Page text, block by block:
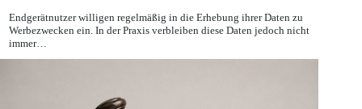
21.07.2026
Endgerätnutzer willigen regelmäßig in die Erhebung ihrer Daten zu
Werbezwecken ein. In der Praxis verbleiben diese Daten jedoch nicht
immer…